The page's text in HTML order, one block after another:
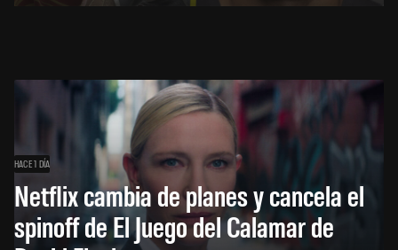
HACE 1 DÍA
Netflix cambia de planes y cancela el
spinoff de El Juego del Calamar de